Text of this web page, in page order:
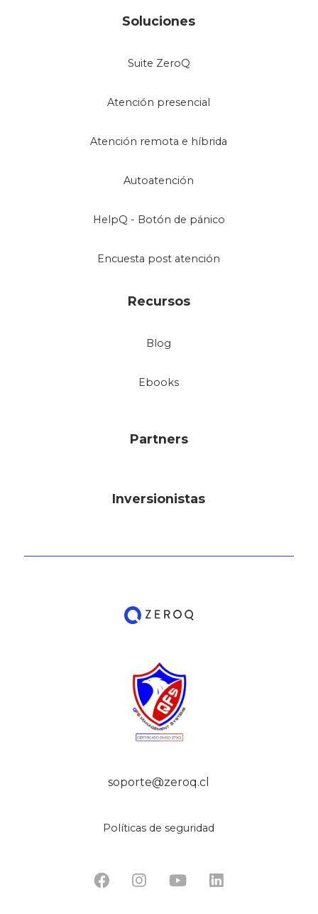
Soluciones
Suite ZeroQ
Atención presencial
Atención remota e híbrida
Autoatención
HelpQ - Botón de pánico
Encuesta post atención
Recursos
Blog
Ebooks
Partners
Inversionistas
soporte@zeroq.cl
Políticas de seguridad
   